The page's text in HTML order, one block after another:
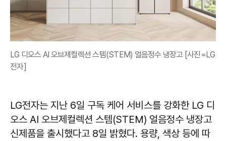
LG 디오스 AI 오브제컬렉션 스템(STEM) 얼음정수 냉장고 [사진=LG
전자]
LG전자는 지난 6일 구독 케어 서비스를 강화한 LG 디
오스 AI 오브제컬렉션 스템(STEM) 얼음정수 냉장고
신제품을 출시했다고 8일 밝혔다. 용량, 색상 등에 따